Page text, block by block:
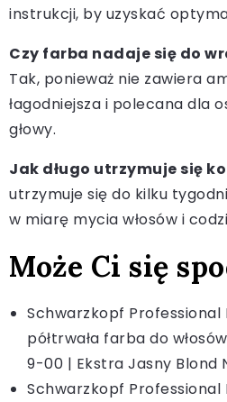
instrukcji, by uzyskać
Czy farba nadaje się do
Tak, ponieważ nie zawiera
łagodniejsza i polecana dla
głowy.
Jak długo utrzymuje się
utrzymuje się do kilku
w miarę mycia włosów i
Może Ci się
Schwarzkopf Professional
półtrwała farba do
9-00 | Ekstra Jasny Blond
Schwarzkopf Professional